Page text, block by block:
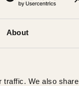
About
traffic. We also share